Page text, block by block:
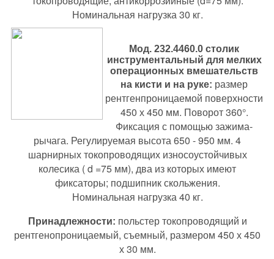
Номинальная нагрузка 30 кг.
Мод. 232.4460.0 столик
инструментальный для мелких
операционных вмешательств
на кисти и на руке: размер
рентгенпроницаемой поверхности
450 х 450 мм. Поворот 360°.
Фиксация с помощью зажима-
рычага. Регулируемая высота 650 - 950 мм. 4
шарнирных токопроводящих износоустойчивых
колесика ( d =75 мм), два из которых имеют
фиксаторы; подшипник скольжения.
Номинальная нагрузка 40 кг.
Принадлежности: польстер токопроводящий и
рентгенопроницаемый, съемный, размером 450 х 450
х 30 мм.